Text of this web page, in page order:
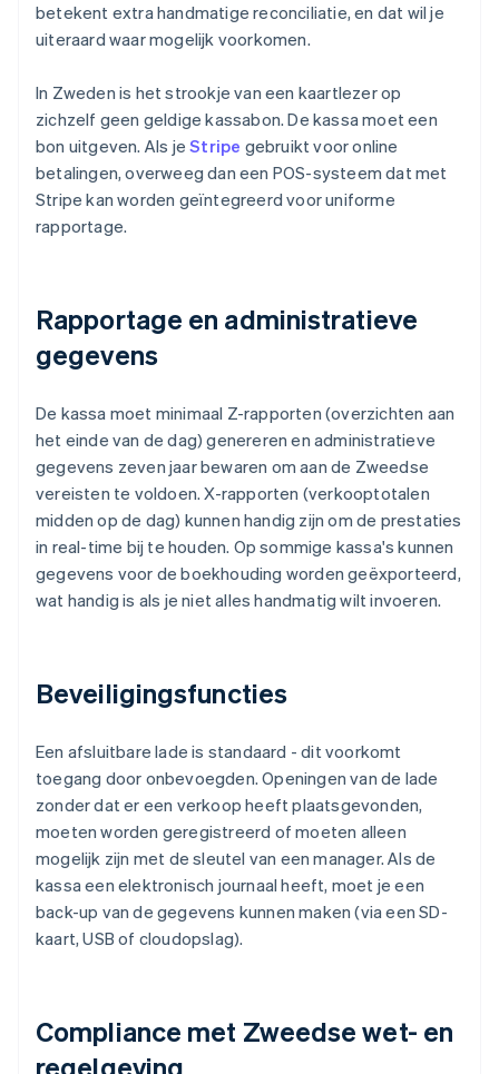
betekent extra handmatige reconciliatie, en dat wil je
uiteraard waar mogelijk voorkomen.
In Zweden is het strookje van een kaartlezer op
zichzelf geen geldige kassabon. De kassa moet een
bon uitgeven. Als jeStripe gebruikt voor online
betalingen, overweeg dan een POS-systeem dat met
Stripe kan worden geïntegreerd voor uniforme
rapportage.
Rapportage en administratieve
gegevens
De kassa moet minimaal Z-rapporten (overzichten aan
het einde van de dag) genereren en administratieve
gegevens zeven jaar bewaren om aan de Zweedse
vereisten te voldoen. X-rapporten (verkooptotalen
midden op de dag) kunnen handig zijn om de prestaties
in real-time bij te houden. Op sommige kassa's kunnen
gegevens voor de boekhouding worden geëxporteerd,
wat handig is als je niet alles handmatig wilt invoeren.
Beveiligingsfuncties
Een afsluitbare lade is standaard - dit voorkomt
toegang door onbevoegden. Openingen van de lade
zonder dat er een verkoop heeft plaatsgevonden,
moeten worden geregistreerd of moeten alleen
mogelijk zijn met de sleutel van een manager. Als de
kassa een elektronisch journaal heeft, moet je een
back-up van de gegevens kunnen maken (via een SD-
kaart, USB of cloudopslag).
Compliance met Zweedse wet- en